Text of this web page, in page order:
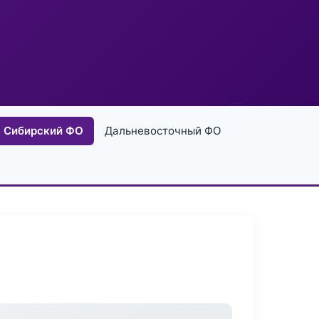
Сибирский ФО Дальневосточный ФО